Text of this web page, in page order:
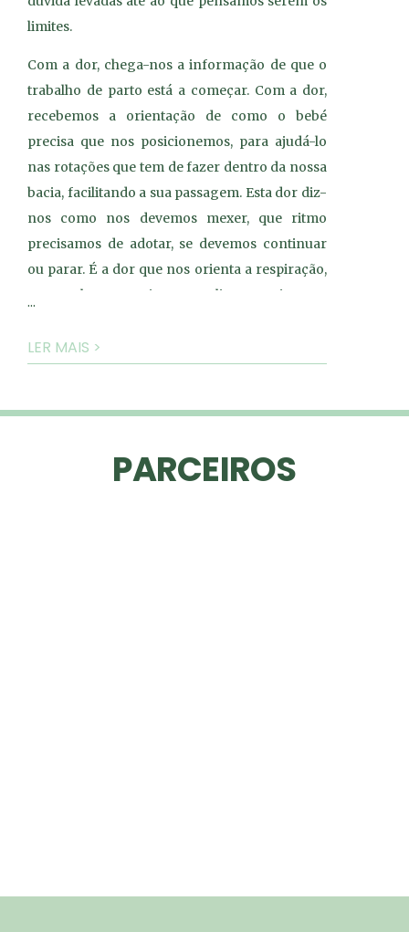
limites.
Com a dor, chega-nos a informação de que o
trabalho de parto está a começar. Com a dor,
recebemos a orientação de como o bebé
precisa que nos posicionemos, para ajudá-lo
nas rotações que tem de fazer dentro da nossa
bacia, facilitando a sua passagem. Esta dor diz-
nos como nos devemos mexer, que ritmo
precisamos de adotar, se devemos continuar
ou parar. É a dor que nos orienta a respiração,
que nos leva a suspirar e vocalizar, e mais perto
apneias. Tudo sem precisarmos de treinos
Com esta dor, sabemos quando estamos a
que atinge o seu pico é a dor que desencadeia
as reações hormonais de “luta ou fuga”. É com
...
LER MAIS >
PARCEIROS